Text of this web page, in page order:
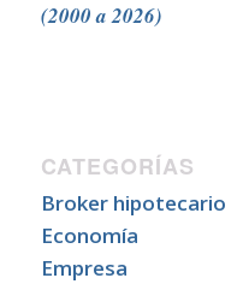
(2000 a 2026)
CATEGORÍAS
Broker hipotecario
Economía
Empresa